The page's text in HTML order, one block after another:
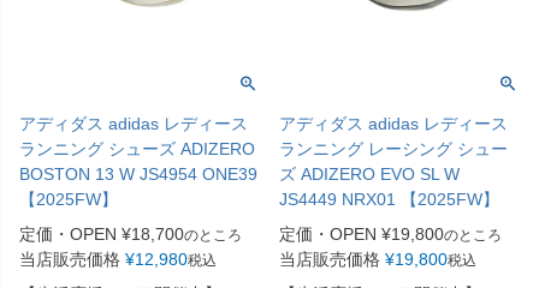
アディダス adidas レディース
ランニング シューズ ADIZERO
BOSTON 13 W JS4954 ONE39
【2025FW】
定価・OPEN ¥18,700のところ
当店販売価格 ¥12,980税込
アディダス adidas レディース
ランニング レーシング シュー
ズ ADIZERO EVO SL W
JS4449 NRX01 【2025FW】
定価・OPEN ¥19,800のところ
当店販売価格 ¥19,800税込